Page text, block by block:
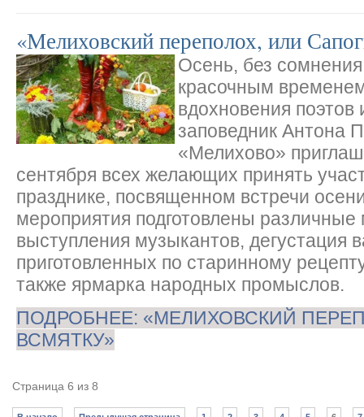
«Мелиховский переполох, или
Осень, без
красочным
вдохновения
заповедник Антона
«Мелихово»
сентября всех желающих принять
празднике, посвященном встречи
мероприятия подготовлены
выступления музыкантов, дегустация
приготовленных по старинному
также ярмарка народных промыслов.
ПОДРОБНЕЕ: «МЕЛИХОВСКИЙ
ВСМЯТКУ»
Страница 6 из 8